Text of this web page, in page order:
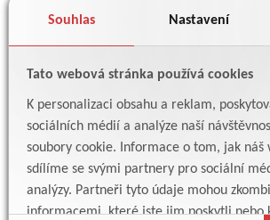
Souhlas Nastavení
Tato webová stránka používá cookies
K personalizaci obsahu a reklam,
sociálních médií a analýze naší
soubory cookie. Informace o tom, jak náš
sdílíme se svými partnery pro sociální
analýzy. Partneři tyto údaje mohou
informacemi, které jste jim poskytli nebo